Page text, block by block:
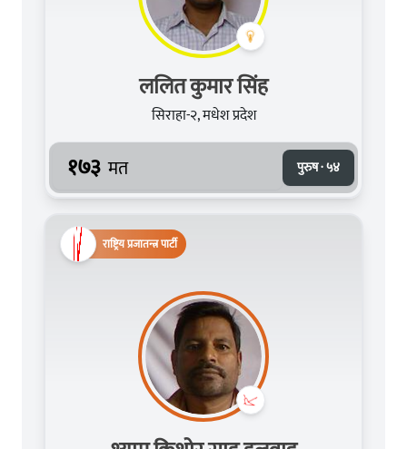
ललित कुमार सिंह
सिराहा-२, मधेश प्रदेश
१७३ मत पुरुष · ५४
राष्ट्रिय प्रजातन्त्र पार्टी